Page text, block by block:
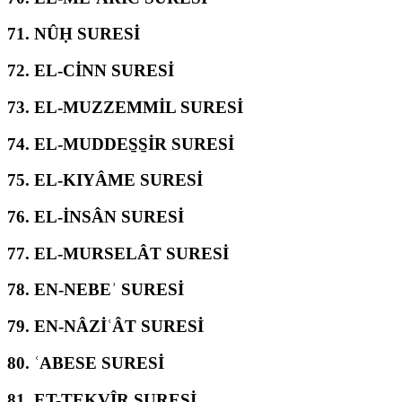
71. NÛḤ SURESİ
72. EL-CİNN SURESİ
73. EL-MUZZEMMİL SURESİ
74. EL-MUDDES̱S̱İR SURESİ
75. EL-KIYÂME SURESİ
76. EL-İNSÂN SURESİ
77. EL-MURSELÂT SURESİ
78. EN-NEBEʾ SURESİ
79. EN-NÂZİʿÂT SURESİ
80. ʿABESE SURESİ